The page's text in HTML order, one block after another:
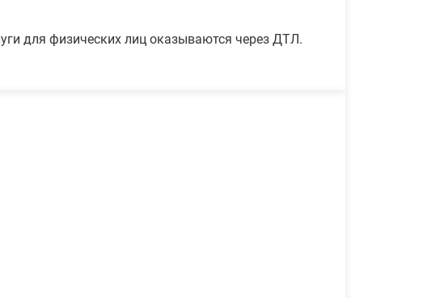
для физических лиц оказываются через ДТЛ.